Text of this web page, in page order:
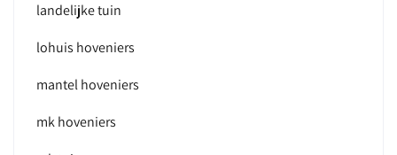
landelijke tuin
lohuis hoveniers
mantel hoveniers
mk hoveniers